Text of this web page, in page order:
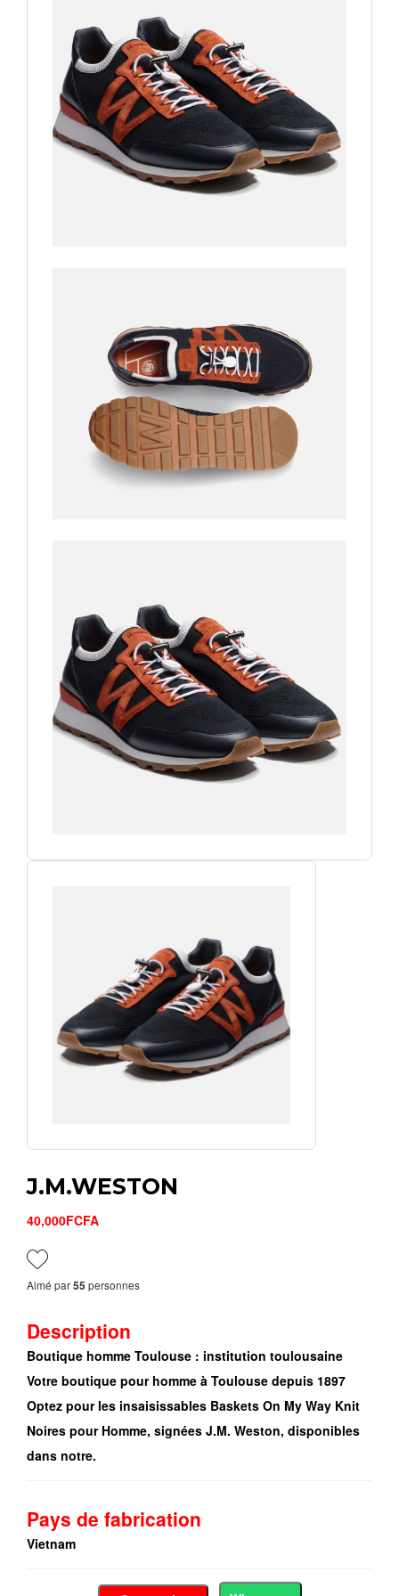
J.M.WESTON
40,000FCFA
Aimé par55 personnes
Description
Boutique homme Toulouse : institution toulousaine
Votre boutique pour homme à Toulouse depuis 1897
Optez pour les insaisissables Baskets On My Way Knit
Noires pour Homme, signées J.M. Weston, disponibles
dans notre.
Pays de fabrication
Vietnam